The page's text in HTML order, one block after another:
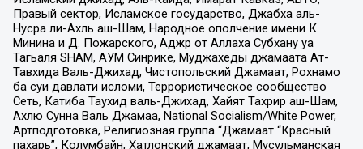
Правый сектор, Исламское государство, Джабха аль-
Нусра ли-Ахль аш-Шам, Народное ополчение имени К.
Минина и Д. Пожарского, Аджр от Аллаха Субхану уа
Тагьаля SHAM, АУМ Синрике, Муджахеды джамаата Ат-
Тавхида Валь-Джихад, Чистопольский Джамаат, Рохнамо
ба суи давлати исломи, Террористическое сообщество
Сеть, Катиба Таухид валь-Джихад, Хайят Тахрир аш-Шам,
Ахлю Сунна Валь Джамаа, National Socialism/White Power,
Артподготовка, Религиозная группа “Джамаат “Красный
пахарь”, Колумбайн, Хатлонский джамаат, Мусульманская